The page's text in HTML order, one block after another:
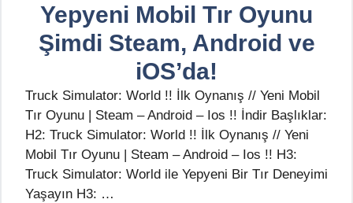
Yepyeni Mobil Tır Oyunu
Şimdi Steam, Android ve
iOS’da!
Truck Simulator: World !! İlk Oynanış // Yeni Mobil
Tır Oyunu | Steam – Android – Ios !! İndir Başlıklar:
H2: Truck Simulator: World !! İlk Oynanış // Yeni
Mobil Tır Oyunu | Steam – Android – Ios !! H3:
Truck Simulator: World ile Yepyeni Bir Tır Deneyimi
Yaşayın H3: …